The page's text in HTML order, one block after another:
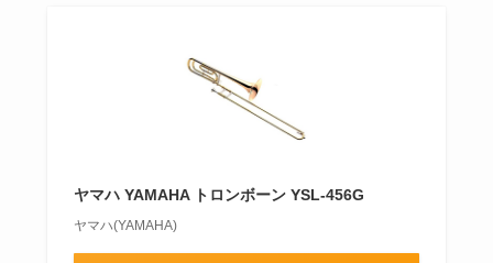
ヤマハ YAMAHA トロンボーン YSL-456G
ヤマハ(YAMAHA)